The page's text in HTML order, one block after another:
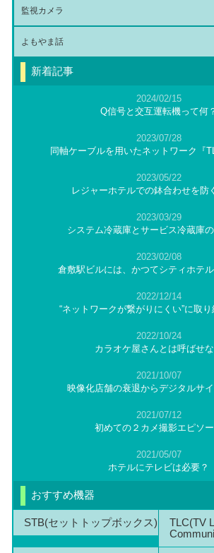
監視カメラ
よもやま話
新着記事
2024/02/15
Q信号と交互運転機って何
2023/07/28
同軸ケーブルを用いたネットワーク『
2023/05/22
レジャーホテルでの鉢合わせを防
2023/03/29
システム冷蔵庫とサービス冷蔵庫
2023/02/08
倉敷駅ビルには、かつてシティホテル
2022/12/14
“ネットワークが繋がりにくい”に取
2022/10/24
カラオケ屋さんとは呼ばせ
2021/10/07
映像化店舗の衰退からデジタルサ
2021/07/12
初めての２カメ撮影エピソ
2021/05/07
ホテルにテレビは必要？
おすすめ機器
STB(セットトップボックス)
TLC(TV